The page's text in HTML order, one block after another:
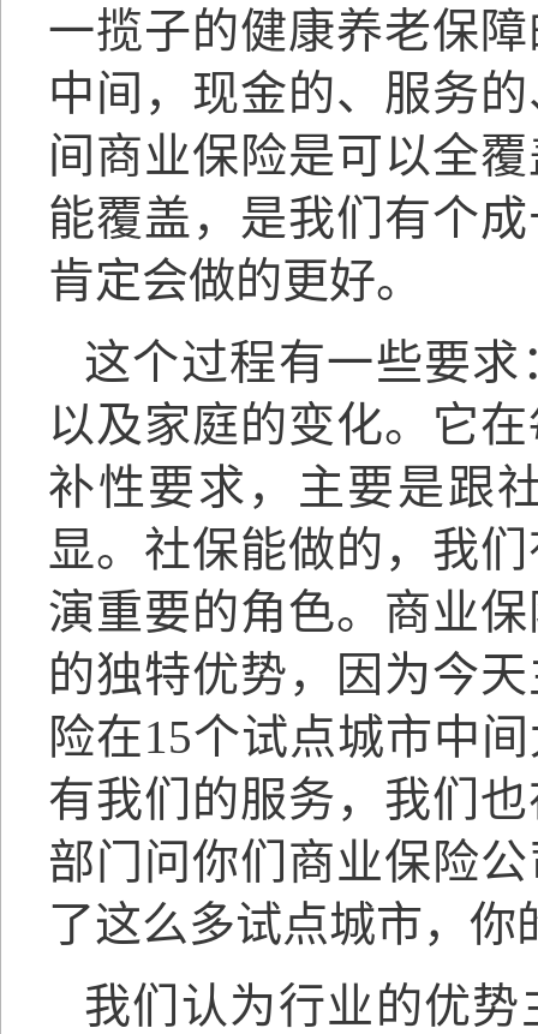
一揽子的健康养老保
中间，现金的、服务
间商业保险是可以全
能覆盖，是我们有个
肯定会做的更好。
这个过程有一些要
以及家庭的变化。它
补性要求，主要是跟
显。社保能做的，我
演重要的角色。商业
的独特优势，因为今
险在15个试点城市中
有我们的服务，我们
部门问你们商业保险
了这么多试点城市，你
我们认为行业的优